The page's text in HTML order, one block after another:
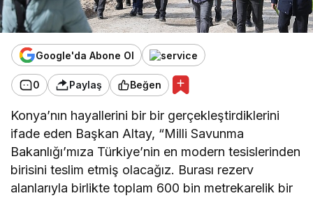
Google'da Abone Ol
0 Paylaş Beğen
Konya’nın hayallerini bir bir gerçekleştirdiklerini
ifade eden Başkan Altay, “Milli Savunma
Bakanlığı’mıza Türkiye’nin en modern tesislerinden
birisini teslim etmiş olacağız. Burası rezerv
alanlarıyla birlikte toplam 600 bin metrekarelik bir